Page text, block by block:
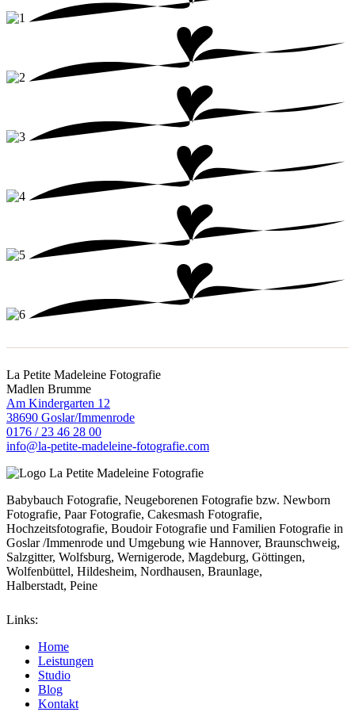
La Petite Madeleine Fotografie
Madlen Brumme
Am Kindergarten 12
38690 Goslar/Immenrode
0176 / 23 46 28 00
info@la-petite-madeleine-fotografie.com
Babybauch Fotografie, Neugeborenen Fotografie bzw. Newborn
Fotografie, Paar Fotografie, Cakesmash Fotografie,
Hochzeitsfotografie, Boudoir Fotografie und Familien Fotografie in
Goslar /Immenrode und Umgebung wie Hannover, Braunschweig,
Salzgitter, Wolfsburg, Wernigerode, Magdeburg, Göttingen,
Wolfenbüttel, Hildesheim, Nordhausen, Braunlage,
Halberstadt, Peine
Links:
Home
Leistungen
Studio
Blog
Kontakt